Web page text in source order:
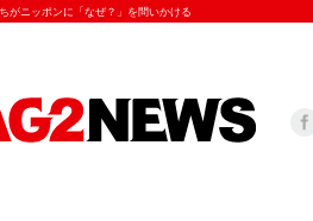
がニッポンに「なぜ？」を問いかける